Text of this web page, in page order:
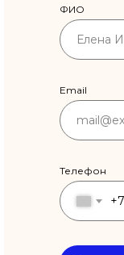
ФИО
Email
Телефон
+7
понимающей
практика
ППТ, базовая
словами, все
коллегами.
Приглашаем
Института